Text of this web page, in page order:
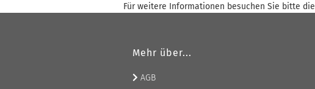
Für weitere Informationen besuchen Sie bitte die
Mehr über...
AGB